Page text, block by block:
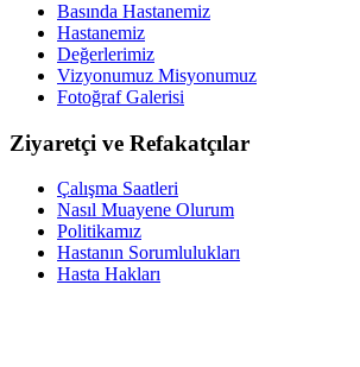
Basında Hastanemiz
Hastanemiz
Değerlerimiz
Vizyonumuz Misyonumuz
Fotoğraf Galerisi
Ziyaretçi ve Refakatçılar
Çalışma Saatleri
Nasıl Muayene Olurum
Politikamız
Hastanın Sorumlulukları
Hasta Hakları